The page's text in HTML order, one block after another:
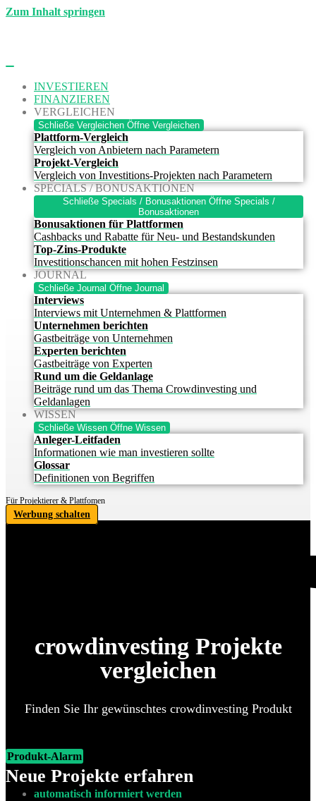
Zum Inhalt springen
INVESTIEREN
FINANZIEREN
VERGLEICHEN
Schließe Vergleichen Öffne Vergleichen
Plattform-Vergleich
Vergleich von Anbietern nach Parametern
Projekt-Vergleich
Vergleich von Investitions-Projekten nach Parametern
SPECIALS / BONUSAKTIONEN
Schließe Specials / Bonusaktionen Öffne Specials /
Bonusaktionen
Bonusaktionen für Plattformen
Cashbacks und Rabatte für Neu- und Bestandskunden
Top-Zins-Produkte
Investitionschancen mit hohen Festzinsen
JOURNAL
Schließe Journal Öffne Journal
Interviews
Interviews mit Unternehmen & Plattformen
Unternehmen berichten
Gastbeiträge von Unternehmen
Experten berichten
Gastbeiträge von Experten
Rund um die Geldanlage
Beiträge rund um das Thema Crowdinvesting und
Geldanlagen
WISSEN
Schließe Wissen Öffne Wissen
Anleger-Leitfaden
Informationen wie man investieren sollte
Glossar
Definitionen von Begriffen
Für Projektierer & Plattfomen
Werbung schalten
crowdinvesting Projekte
vergleichen
Finden Sie Ihr gewünschtes crowdinvesting Produkt
Produkt-Alarm
Neue Projekte erfahren
automatisch informiert werden